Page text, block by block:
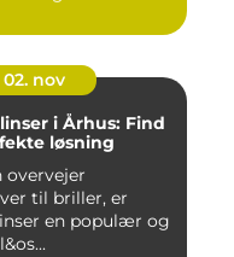
02. nov
i Århus: Find
løsning
overvejer
til briller, er
en populær og